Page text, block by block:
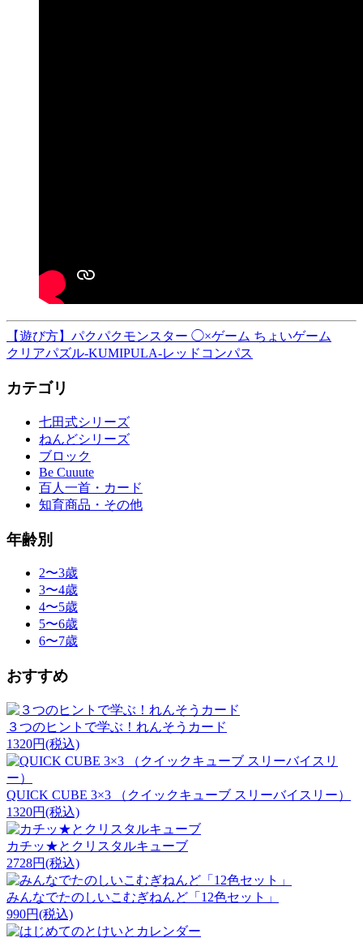
投
ナ
ン
【遊び方】パクパクモンスター ◯×ゲーム ちょいゲーム
クリアパズル-KUMIPULA-レッドコンパス
カテゴリ
七田式シリーズ
ねんどシリーズ
ブロック
Be Cuuute
百人一首・カード
知育商品・その他
年齢別
2〜3歳
3〜4歳
4〜5歳
5〜6歳
6〜7歳
おすすめ
３つのヒントで学ぶ！れんそうカード
1320円(税込)
QUICK CUBE 3×3 （クイックキューブ スリーバイスリー）
1320円(税込)
カチッ★とクリスタルキューブ
2728円(税込)
みんなでたのしいこむぎねんど「12色セット」
990円(税込)